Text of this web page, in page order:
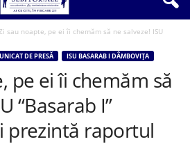
sau noapte, pe ei îi chemăm să ne salveze! ISU
DE PRESĂ ISU BASARAB I DÂMBOVIȚA
pe ei îi chemăm să
“Basarab I”
prezintă raportul